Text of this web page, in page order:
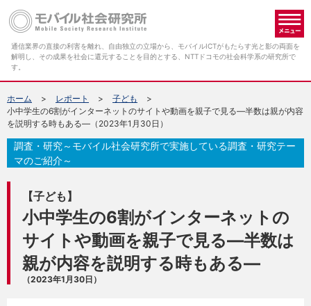
通信業界の直接の利害を離れ、自由独立の立場から、モバイルICTがもたらす光と影の両面を
解明し、その成果を社会に還元することを目的とする、NTTドコモの社会科学系の研究所で
す。
ホーム レポート
子ども
小中学生の6割がインターネットのサイトや動画を親子で見る―半数は親が内容
を説明する時もある―（2023年1月30日）
【子ども】
小中学生の6割がインターネットの
サイトや動画を親子で見る―半数は
親が内容を説明する時もある―
（2023年1月30日）
調査・研究～モバイル社会研究所で実施している調査・研究テー
マのご紹介～